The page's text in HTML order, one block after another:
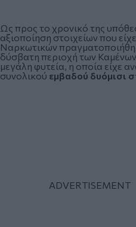
Ως προς το χρονικό της
αξιοποίηση στοιχείων που
Ναρκωτικών
δύσβατη περιοχή των
μεγάλη φυτεία, η οποία είχε
συνολικού εμβαδού δυόμισι